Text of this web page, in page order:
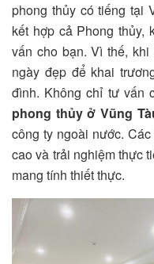
phong thủy có tiếng tại
kết hợp cả Phong thủy,
vấn cho bạn. Vì thế,
ngày đẹp để khai
đình. Không chỉ tư vấn
phong thủy ở Vũng
công ty ngoài nước.
cao và trải nghiệm thực
mang tính thiết thực.